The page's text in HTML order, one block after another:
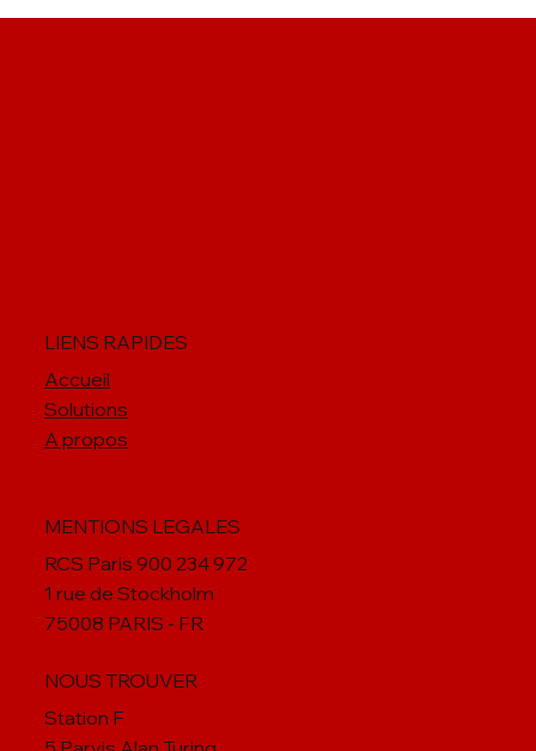
LIENS RAPIDES
Accueil
Solutions
A propos
NOUS TROUVER
Station F
MENTIONS LEGALES
RCS Paris 900 234 972
1 rue de Stockholm
75008 PARIS - FR